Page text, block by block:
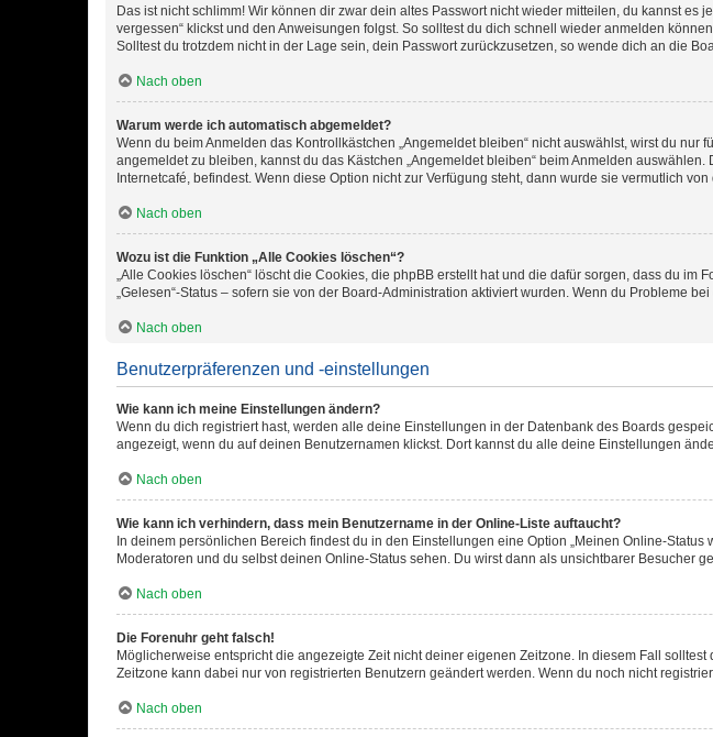
Das ist nicht schlimm! Wir können dir zwar dein altes Passwort nicht wieder mitteilen, du kannst
vergessen“ klickst und den Anweisungen folgst. So solltest du dich schnell wieder anmelden
Solltest du trotzdem nicht in der Lage sein, dein Passwort zurückzusetzen, so wende dich an die
Nach oben
Warum werde ich automatisch abgemeldet?
Wenn du beim Anmelden das Kontrollkästchen „Angemeldet bleiben“ nicht auswählst, wirst du
angemeldet zu bleiben, kannst du das Kästchen „Angemeldet bleiben“ beim Anmelden
Internetcafé, befindest. Wenn diese Option nicht zur Verfügung steht, dann wurde sie vermutlich
Nach oben
Wozu ist die Funktion „Alle Cookies löschen“?
„Alle Cookies löschen“ löscht die Cookies, die phpBB erstellt hat und die dafür sorgen, dass du
„Gelesen“-Status – sofern sie von der Board-Administration aktiviert wurden. Wenn du Probleme
Nach oben
Benutzerpräferenzen und -einstellungen
Wie kann ich meine Einstellungen ändern?
Wenn du dich registriert hast, werden alle deine Einstellungen in der Datenbank des Boards
angezeigt, wenn du auf deinen Benutzernamen klickst. Dort kannst du alle deine Einstellungen
Nach oben
Wie kann ich verhindern, dass mein Benutzername in der Online-Liste auftaucht?
In deinem persönlichen Bereich findest du in den Einstellungen eine Option „Meinen Online-
Moderatoren und du selbst deinen Online-Status sehen. Du wirst dann als unsichtbarer Besucher
Nach oben
Die Forenuhr geht falsch!
Möglicherweise entspricht die angezeigte Zeit nicht deiner eigenen Zeitzone. In diesem Fall
Zeitzone kann dabei nur von registrierten Benutzern geändert werden. Wenn du noch nicht
Nach oben